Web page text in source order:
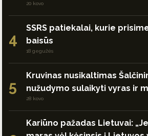
20 kovo
4
SSRS patiekalai, kurie
baisūs
18 gegužės
5
Kruvinas nusikaltimas
nužudymo sulaikyti vyras ir
28 kovo
Kariūno pažadas Lietuvai: